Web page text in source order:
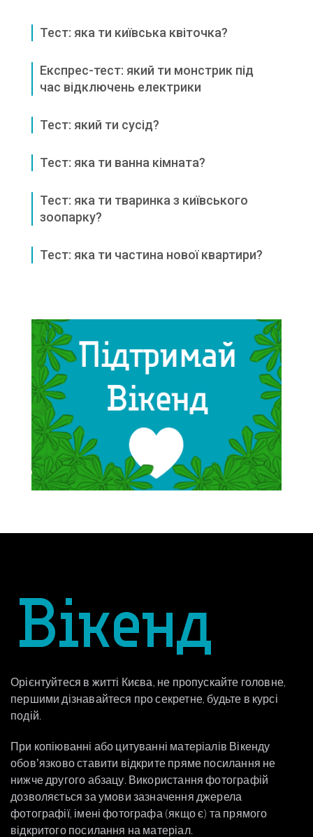
Тест: яка ти київська квіточка?
Експрес-тест: який ти монстрик під
час відключень електрики
Тест: який ти сусід?
Тест: яка ти ванна кімната?
Тест: яка ти тваринка з київського
зоопарку?
Тест: яка ти частина нової квартири?
Орієнтуйтеся в житті Києва, не пропускайте головне,
першими дізнавайтеся про секретне, будьте в курсі
подій.
При копіюванні або цитуванні матеріалів Вікенду
обовʼязково ставити відкрите пряме посилання не
нижче другого абзацу. Використання фотографій
дозволяється за умови зазначення джерела
фотографії, імені фотографа (якщо є) та прямого
відкритого посилання на матеріал.